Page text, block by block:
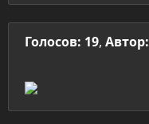
Голосов: 19, Автор: